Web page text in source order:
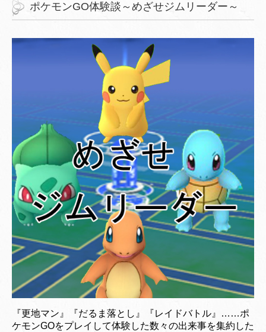
ポケモンGO体験談～めざせジムリーダー～
『更地マン』『だるま落とし』『レイドバトル』……ポ
ケモンGOをプレイして体験した数々の出来事を集約した